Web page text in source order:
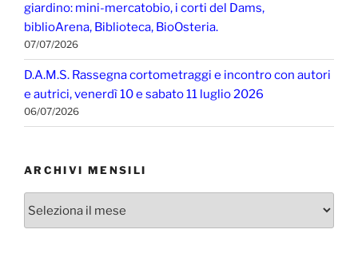
giardino: mini-mercatobio, i corti del Dams,
biblioArena, Biblioteca, BioOsteria.
07/07/2026
D.A.M.S. Rassegna cortometraggi e incontro con autori
e autrici, venerdì 10 e sabato 11 luglio 2026
06/07/2026
ARCHIVI MENSILI